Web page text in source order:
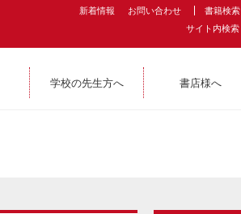
新着情報 お問い合わせ
書籍検索
サイト内検索
学校の先生方へ 書店様へ